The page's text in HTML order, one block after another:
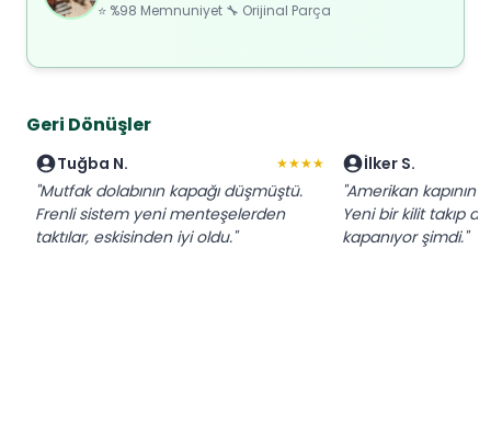
⭐ %98 Memnuniyet 🔧 Orijinal Parça
Geri Dönüşler
Tuğba N. ★★★★
"Mutfak dolabının kapağı düşmüştü.
Frenli sistem yeni menteşelerden
taktılar, eskisinden iyi oldu."
İlker S.
"Amerikan kapının
Yeni bir kilit takıp
kapanıyor şimdi."